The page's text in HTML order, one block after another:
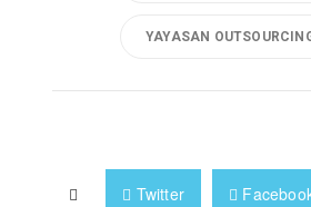
YAYASAN
Twitter